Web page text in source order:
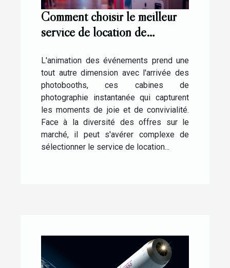
Comment choisir le meilleur
service de location de
événements
L'animation des événements prend une
tout autre dimension avec l'arrivée des
photobooths, ces cabines de
photographie instantanée qui capturent
les moments de joie et de convivialité.
Face à la diversité des offres sur le
marché, il peut s'avérer complexe de
sélectionner le service de location...